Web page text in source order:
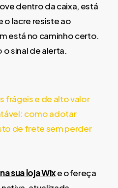
dentro da caixa, está
o lacre resiste ao
está no caminho certo.
o sinal de alerta.
frágeis e de alto valor
como adotar
de frete sem perder
sua loja Wixe ofereça